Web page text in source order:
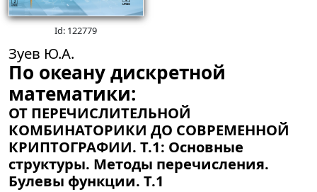
Id: 122779
Зуев Ю.А.
По океану дискретной
математики:
ОТ ПЕРЕЧИСЛИТЕЛЬНОЙ
КОМБИНАТОРИКИ ДО СОВРЕМЕННОЙ
КРИПТОГРАФИИ. Т.1: Основные
структуры. Методы перечисления.
Булевы функции. Т.1